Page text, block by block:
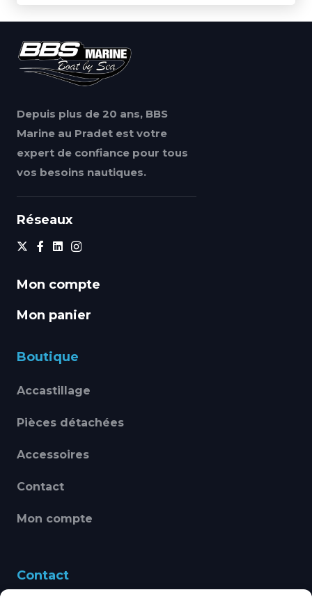
Depuis plus de 20 ans, BBS
Marine au Pradet est votre
expert de confiance pour tous
vos besoins nautiques.
Réseaux
Mon compte
Mon panier
Boutique
Accastillage
Pièces détachées
Accessoires
Contact
Mon compte
Contact